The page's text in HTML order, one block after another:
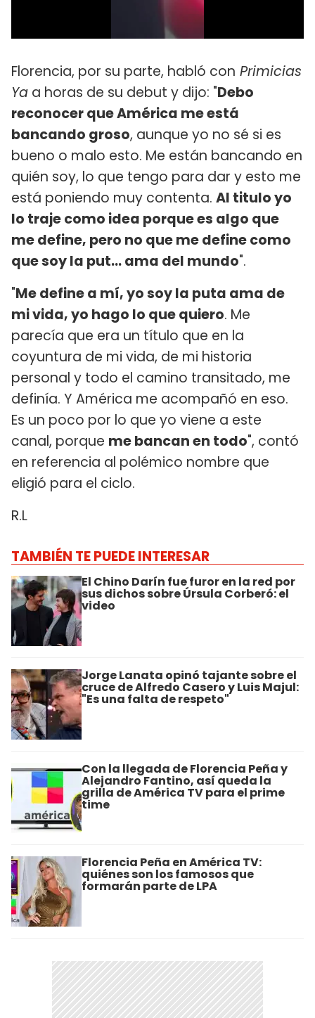
Florencia, por su parte, habló con Primicias
Ya a horas de su debut y dijo: "Debo
reconocer que América me está
bancando groso, aunque yo no sé si es
bueno o malo esto. Me están bancando en
quién soy, lo que tengo para dar y esto me
está poniendo muy contenta. Al titulo yo
lo traje como idea porque es algo que
me define, pero no que me define como
que soy la put... ama del mundo".
"Me define a mí, yo soy la puta ama de
mi vida, yo hago lo que quiero. Me
parecía que era un título que en la
coyuntura de mi vida, de mi historia
personal y todo el camino transitado, me
definía. Y América me acompañó en eso.
Es un poco por lo que yo viene a este
canal, porque me bancan en todo", contó
en referencia al polémico nombre que
eligió para el ciclo.
R.L
TAMBIÉN TE PUEDE INTERESAR
El Chino Darín fue furor en la red por
sus dichos sobre Úrsula Corberó: el
video
Jorge Lanata opinó tajante sobre el
cruce de Alfredo Casero y Luis Majul:
"Es una falta de respeto"
Con la llegada de Florencia Peña y
Alejandro Fantino, así queda la
grilla de América TV para el prime
time
Florencia Peña en América TV:
quiénes son los famosos que
formarán parte de LPA